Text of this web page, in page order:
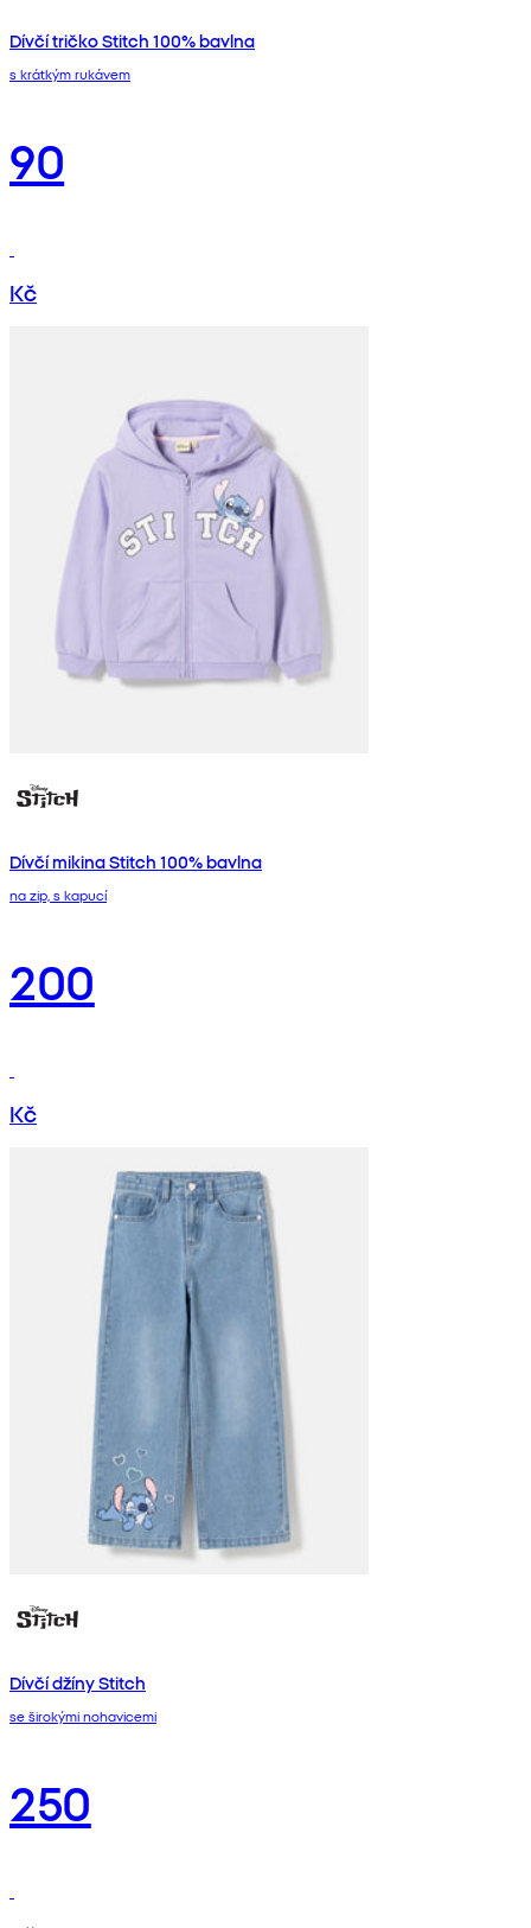
Dívčí tričko Stitch 100% bavlna
s krátkým rukávem
90
Kč
Dívčí mikina Stitch 100% bavlna
na zip, s kapucí
200
Kč
Dívčí džíny Stitch
se širokými nohavicemi
250